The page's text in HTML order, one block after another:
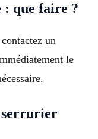
: que faire ?
un
le
serrurier